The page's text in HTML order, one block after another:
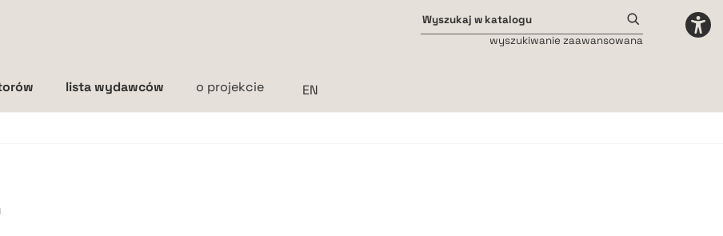
lista wydawców o projekcie
wyszukiwanie zaawansowana